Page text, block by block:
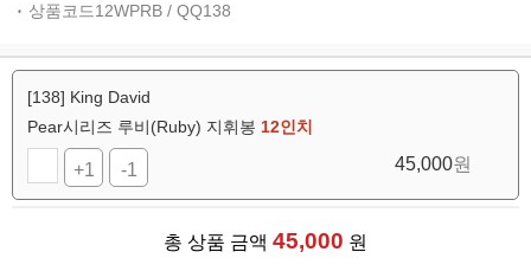
상품코드12WPRB / QQ138
[138] King David
Pear시리즈 루비(Ruby) 지휘봉 12인치
+1 -1 45,000원
총 상품 금액 45,000 원